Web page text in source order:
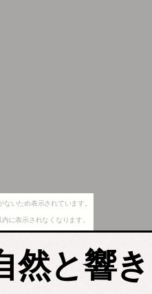
いため表示されています。
に表示されなくなります。
然と響き